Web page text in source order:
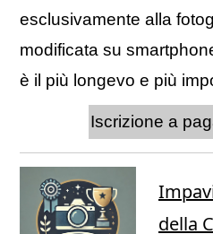
esclusivamente alla
modificata su
è il più longevo e più
Iscrizione a
della